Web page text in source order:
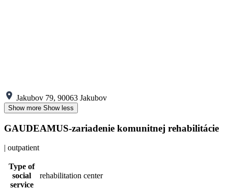
Jakubov 79, 90063 Jakubov
Show more Show less
GAUDEAMUS-zariadenie komunitnej rehabilitácie
| outpatient
Type of
social
service
rehabilitation center